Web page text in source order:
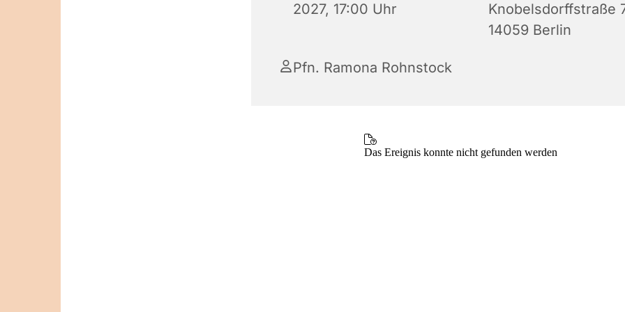
2027, 17:00 Uhr
Knobelsdorffstraße
14059 Berlin
Pfn. Ramona Rohnstock